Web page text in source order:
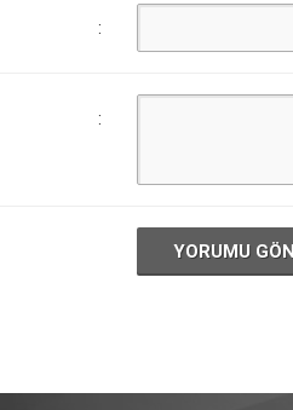
:
:
YORUMU